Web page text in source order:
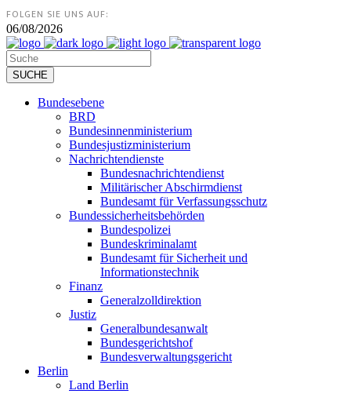
FOLGEN SIE UNS AUF:
06/08/2026
Bundesebene
BRD
Bundesinnenministerium
Bundesjustizministerium
Nachrichtendienste
Bundesnachrichtendienst
Militärischer Abschirmdienst
Bundesamt für Verfassungsschutz
Bundessicherheitsbehörden
Bundespolizei
Bundeskriminalamt
Bundesamt für Sicherheit und
Informationstechnik
Finanz
Generalzolldirektion
Justiz
Generalbundesanwalt
Bundesgerichtshof
Bundesverwaltungsgericht
Berlin
Land Berlin